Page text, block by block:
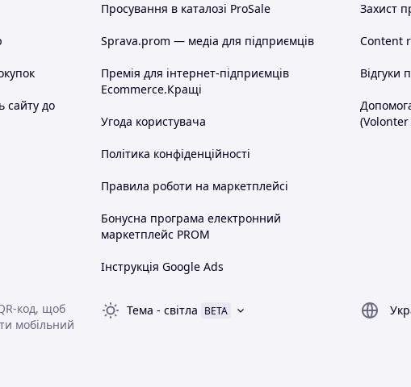
сайту до
Просування в каталозі ProSale
Sprava.prom — медіа для підприємців
Премія для інтернет-підприємців
Ecommerce.Кращі
Угода користувача
Політика конфіденційності
Правила роботи на маркетплейсі
Бонусна програма електронний
маркетплейс PROM
Інструкція Google Ads
Захист
Content
Відгуки
код, щоб
мобільний
Тема - світла BETA